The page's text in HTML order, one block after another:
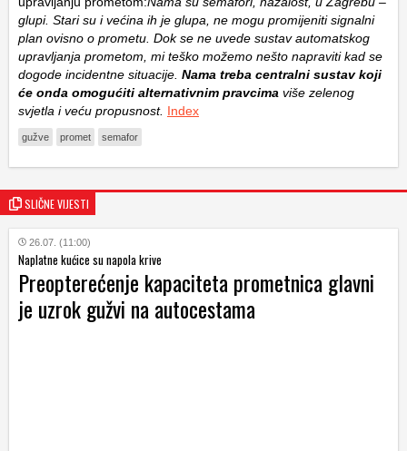
glupi. Stari su i većina ih je glupa, ne mogu promijeniti signalni
plan ovisno o prometu. Dok se ne uvede sustav automatskog
upravljanja prometom, mi teško možemo nešto napraviti kad se
dogode incidentne situacije. Nama treba centralni sustav koji
će onda omogućiti alternativnim pravcima više zelenog
svjetla i veću propusnost. Index
gužve promet semafor
SLIČNE VIJESTI
26.07. (11:00)
Naplatne kućice su napola krive
Preopterećenje kapaciteta prometnica glavni
je uzrok gužvi na autocestama